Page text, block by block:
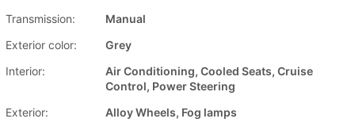
Transmission:
Manual
Exterior color:
Grey
Interior:
Air Conditioning, Cooled Seats, Cruise
Control, Power Steering
Exterior:
Alloy Wheels, Fog lamps